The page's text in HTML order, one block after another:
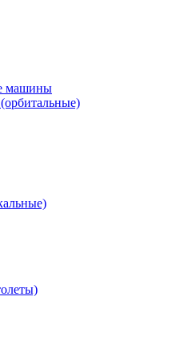
машины